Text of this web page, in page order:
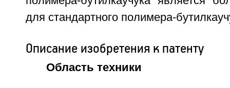
для стандартного полимера-
Описание изобретения к патенту
Область техники